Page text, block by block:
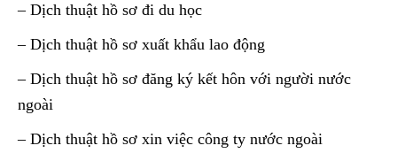
– Dịch thuật hồ sơ đi du học
– Dịch thuật hồ sơ xuất khẩu lao động
– Dịch thuật hồ sơ đăng ký kết hôn với người nước
ngoài
– Dịch thuật hồ sơ xin việc công ty nước ngoài